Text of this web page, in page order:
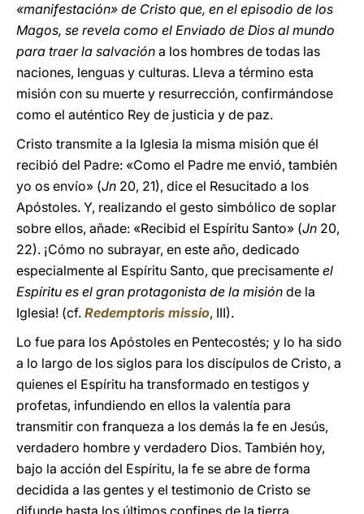
«manifestación» de Cristo que, en el episodio de los
Magos, se revela como el Enviado de Dios al mundo
para traer la salvación a los hombres de todas las
naciones, lenguas y culturas. Lleva a término esta
misión con su muerte y resurrección, confirmándose
como el auténtico Rey de justicia y de paz.
Cristo transmite a la Iglesia la misma misión que él
recibió del Padre: «Como el Padre me envió, también
yo os envío» (Jn 20, 21), dice el Resucitado a los
Apóstoles. Y, realizando el gesto simbólico de soplar
sobre ellos, añade: «Recibid el Espíritu Santo» (Jn 20,
22). ¡Cómo no subrayar, en este año, dedicado
especialmente al Espíritu Santo, que precisamente el
Espíritu es el gran protagonista de la misión de la
Iglesia! (cf. Redemptoris missio, III).
Lo fue para los Apóstoles en Pentecostés; y lo ha sido
a lo largo de los siglos para los discípulos de Cristo, a
quienes el Espíritu ha transformado en testigos y
profetas, infundiendo en ellos la valentía para
transmitir con franqueza a los demás la fe en Jesús,
verdadero hombre y verdadero Dios. También hoy,
bajo la acción del Espíritu, la fe se abre de forma
decidida a las gentes y el testimonio de Cristo se
difunde hasta los últimos confines de la tierra.